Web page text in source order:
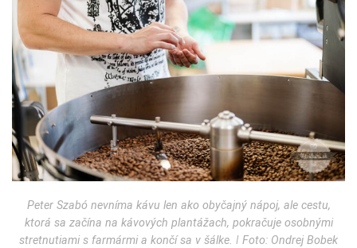
Peter Szabó nevníma kávu len ako obyčajný nápoj, ale cestu,
ktorá sa začína na kávových plantážach, pokračuje osobnými
stretnutiami s farmármi a končí sa v šálke. ǀ Foto: Ondrej Bobek